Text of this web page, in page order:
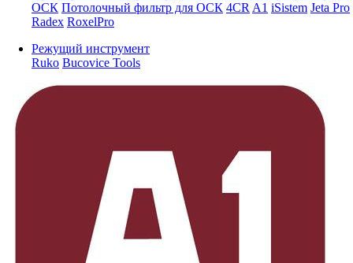
ОСК Потолочный фильтр для ОСК 4CR A1 iSistem Jeta Pro
Radex RoxelPro
Режущий инструмент
Ruko Bucovice Tools